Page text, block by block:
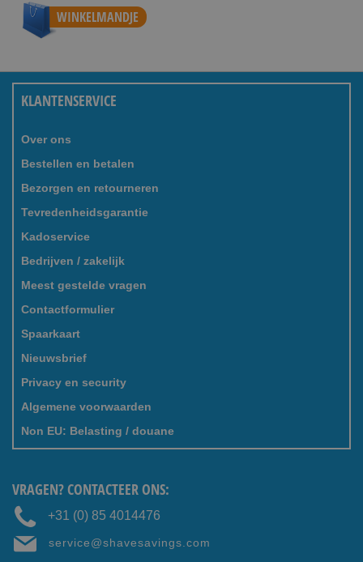
WINKELMANDJE
KLANTENSERVICE
Over ons
Bestellen en betalen
Bezorgen en retourneren
Tevredenheidsgarantie
Kadoservice
Bedrijven / zakelijk
Meest gestelde vragen
Contactformulier
Spaarkaart
Nieuwsbrief
Privacy en security
Algemene voorwaarden
Non EU: Belasting / douane
VRAGEN? CONTACTEER ONS:
+31 (0) 85 4014476
service@shavesavings.com